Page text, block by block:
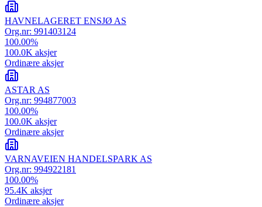
HAVNELAGERET ENSJØ AS
Org.nr: 991403124
100.00%
100.0K aksjer
Ordinære aksjer
ASTAR AS
Org.nr: 994877003
100.00%
100.0K aksjer
Ordinære aksjer
VARNAVEIEN HANDELSPARK AS
Org.nr: 994922181
100.00%
95.4K aksjer
Ordinære aksjer